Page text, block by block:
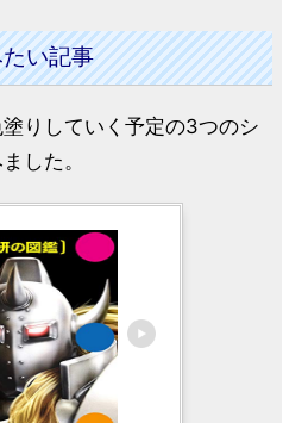
い記事
りしていく予定の3つのシ
した。